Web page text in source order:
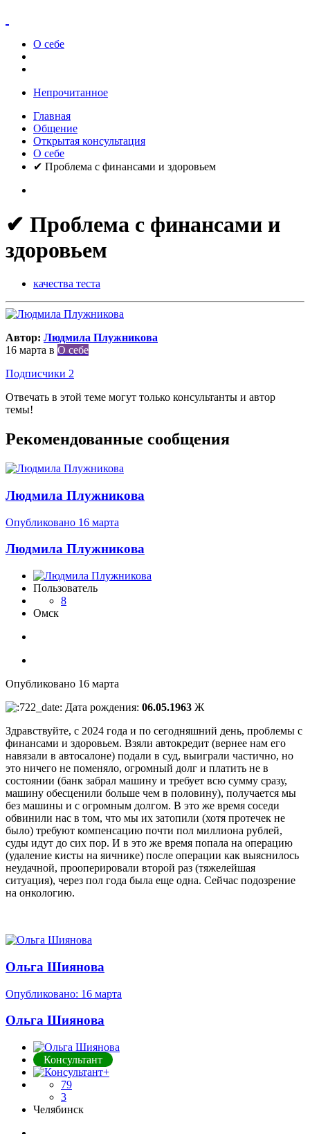
О себе
Непрочитанное
Главная
Общение
Открытая консультация
О себе
✔ Проблема с финансами и здоровьем
✔ Проблема с финансами и
здоровьем
качества теста
Автор: Людмила Плужникова
16 марта в О себе
Подписчики 2
Отвечать в этой теме могут только консультанты и автор
темы!
Рекомендованные сообщения
Людмила Плужникова
Опубликовано 16 марта
Людмила Плужникова
Пользователь
8
Омск
Опубликовано 16 марта
Дата рождения: 06.05.1963 Ж
Здравствуйте, с 2024 года и по сегодняшний день, проблемы с
финансами и здоровьем. Взяли автокредит (вернее нам его
навязали в автосалоне) подали в суд, выиграли частично, но
это ничего не поменяло, огромный долг и платить не в
состоянии (банк забрал машину и требует всю сумму сразу,
машину обесценили больше чем в половину), получается мы
без машины и с огромным долгом. В это же время соседи
обвинили нас в том, что мы их затопили (хотя протечек не
было) требуют компенсацию почти пол миллиона рублей,
суды идут до сих пор. И в это же время попала на операцию
(удаление кисты на яичнике) после операции как выяснилось
неудачной, прооперировали второй раз (тяжелейшая
ситуация), через пол года была еще одна. Сейчас подозрение
на онкологию.
Ольга Шиянова
Опубликовано: 16 марта
Ольга Шиянова
Консультант
79
3
Челябинск